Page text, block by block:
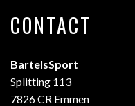
CONTACT
BartelsSport
Splitting 113
7826 CR Emmen